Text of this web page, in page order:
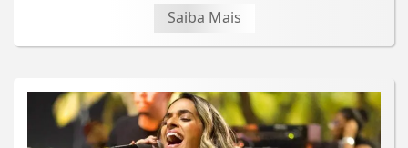
Saiba Mais